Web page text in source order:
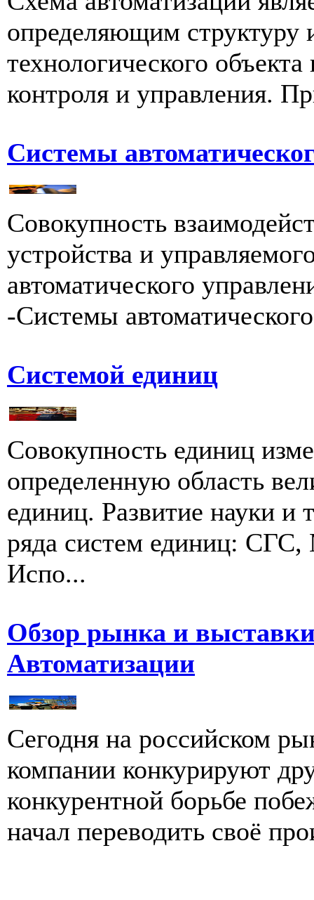
определяющим структуру
технологического
контроля и управления.
Системы
Совокупность
устройства и
автоматического
-Системы
Системой единиц
Совокупность единиц
определенную область
единиц. Развитие науки и
ряда систем единиц:
Испо...
Обзор рынка и
Автоматизации
Сегодня на российском
компании конкурируют
конкурентной борьбе
начал переводить своё